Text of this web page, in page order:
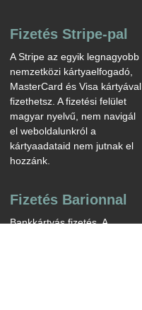
Fizetés Stripe-pal
A Stripe az egyik legnagyobb
nemzetközi kártyaelfogadó,
MasterCard és Visa kártyával
fizethetsz. A fizetési felület
magyar nyelvű, nem navigál
el weboldalunkról a
kártyaadataid nem jutnak el
hozzánk.
Fizetés Barionnal
Bankkártyás fizetés. A